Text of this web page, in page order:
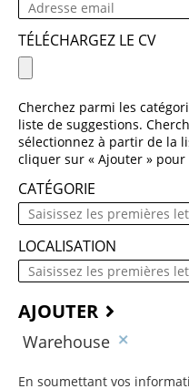
TÉLÉCHARGEZ LE CV
Cherchez parmi les
liste de suggestions.
sélectionnez à partir de la
cliquer sur « Ajouter »
CATÉGORIE
LOCALISATION
AJOUTER
Warehouse
En soumettant vos